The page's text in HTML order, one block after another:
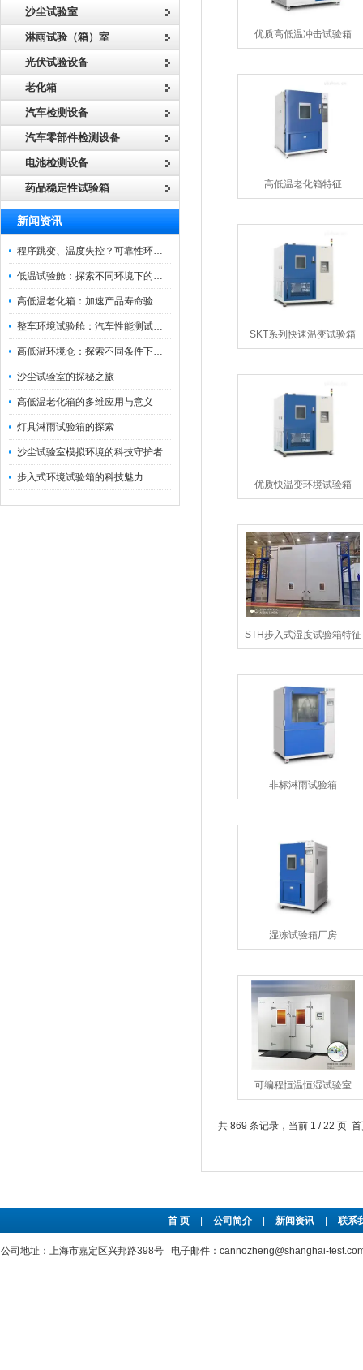
沙尘试验室
淋雨试验（箱）室
光伏试验设备
老化箱
汽车检测设备
汽车零部件检测设备
电池检测设备
药品稳定性试验箱
新闻资讯
程序跳变、温度失控？可靠性环境试验箱控制系统故障处理
低温试验舱：探索不同环境下的科技边界
高低温老化箱：加速产品寿命验证的可靠伙伴
整车环境试验舱：汽车性能测试的设备
高低温环境仓：探索不同条件下的科学奥秘
沙尘试验室的探秘之旅
高低温老化箱的多维应用与意义
灯具淋雨试验箱的探索
沙尘试验室模拟环境的科技守护者
步入式环境试验箱的科技魅力
优质高低温冲击试验箱
高低温老化箱特征
SKT系列快速温变试验箱
优质快温变环境试验箱
STH步入式湿度试验箱特征
非标淋雨试验箱
湿冻试验箱厂房
可编程恒温恒湿试验室
共 869 条记录，当前 1 / 22 页
首 页 公司简介 新闻资讯 联系
公司地址：上海市嘉定区兴邦路398号 电子邮件：cannozheng@shanghai-